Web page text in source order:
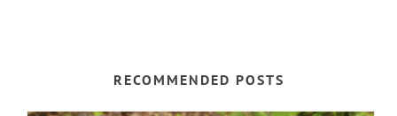
RECOMMENDED POSTS